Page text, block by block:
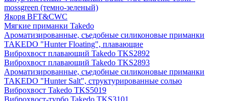
mossgreen (темно-зеленый)
Якоря BFT&CWC
Мягкие приманки Takedo
Ароматизированные, съедобные силиконовые приманки
TAKEDO "Hunter Floating", плавающие
Виброхвост плавающий Takedo TKS2892
Виброхвост плавающий Takedo TKS2893
Ароматизированные, съедобные силиконовые приманки
TAKEDO "Hunter Salt", структурированные солью
Виброхвост Takedo TKS5019
Виброхвост-турбо Takedo TKS3101